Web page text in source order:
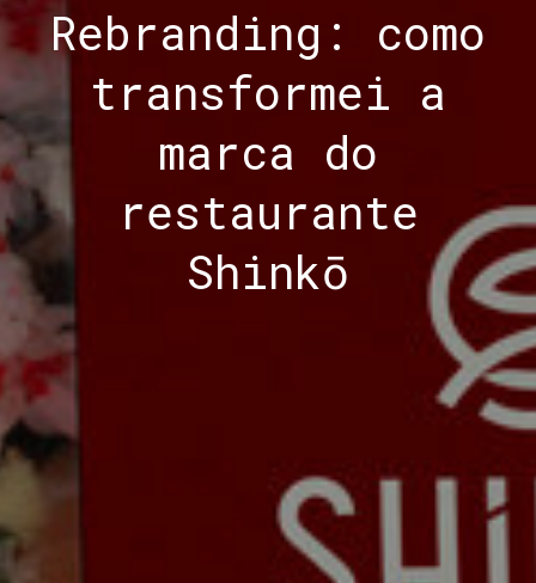
Rebranding: como
transformei a
marca do
restaurante
Shinkō